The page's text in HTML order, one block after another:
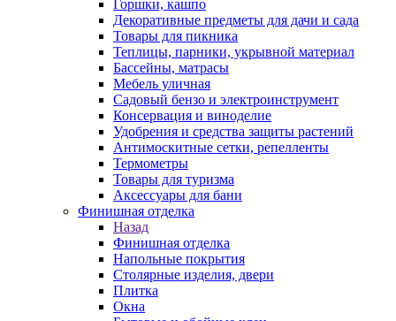
Горшки, кашпо
Декоративные предметы для дачи и сада
Товары для пикника
Теплицы, парники, укрывной материал
Бассейны, матрасы
Мебель уличная
Садовый бензо и электроинструмент
Консервация и виноделие
Удобрения и средства защиты растений
Антимоскитные сетки, репелленты
Термометры
Товары для туризма
Аксессуары для бани
Финишная отделка
Назад
Финишная отделка
Напольные покрытия
Столярные изделия, двери
Плитка
Окна